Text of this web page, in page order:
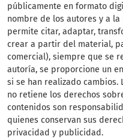
públicamente en formato
nombre de los autores y a la
permite citar, adaptar,
crear a partir del material,
comercial), siempre que se
autoría, se proporcione un
si se han realizado cambios.
no retiene los derechos
contenidos son
quienes conservan sus
privacidad y publicidad.